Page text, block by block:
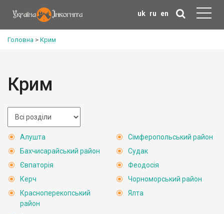
uk ru en
Головна > Крим
Крим
Алушта
Бахчисарайський район
Євпаторія
Керч
Красноперекопський
район
Сімферопольський район
Судак
Феодосія
Чорноморський район
Ялта